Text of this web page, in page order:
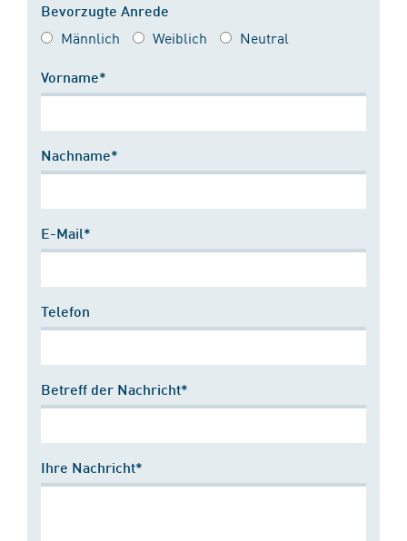
Bevorzugte Anrede
Männlich Weiblich Neutral
Vorname*
Nachname*
E-Mail*
Telefon
Betreff der Nachricht*
Ihre Nachricht*